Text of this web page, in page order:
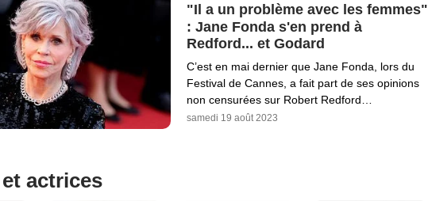
"Il a un problème avec les femmes"
: Jane Fonda s'en prend à
Redford... et Godard
C’est en mai dernier que Jane Fonda, lors du
Festival de Cannes, a fait part de ses opinions
non censurées sur Robert Redford…
samedi 19 août 2023
actrices